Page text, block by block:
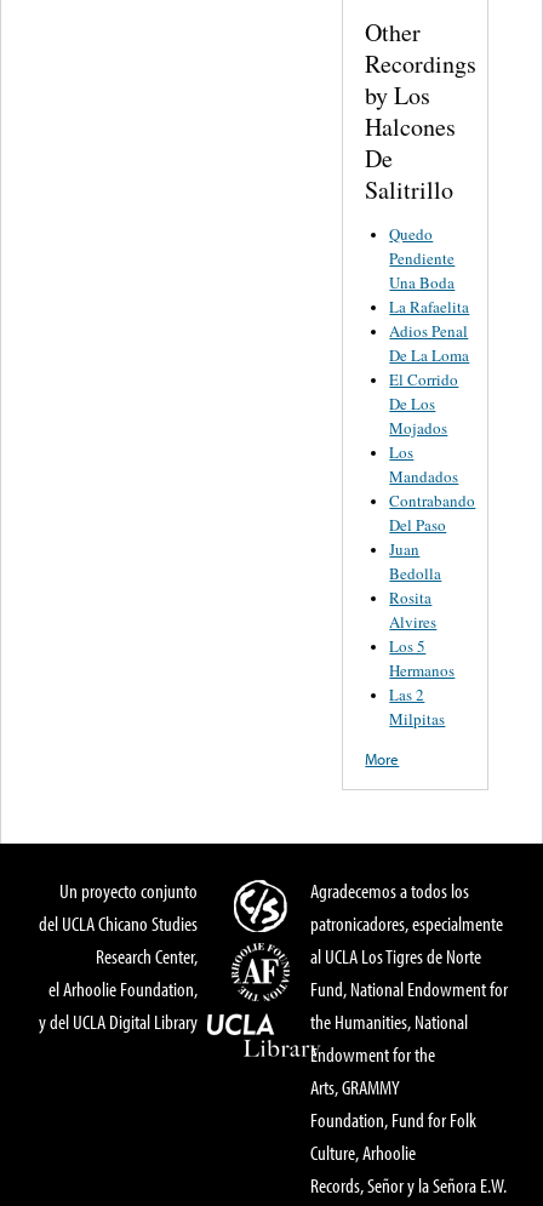
Other
Recordings
by Los
Halcones
De
Salitrillo
Quedo
Pendiente
Una Boda
La Rafaelita
Adios Penal
De La Loma
El Corrido
De Los
Mojados
Los
Mandados
Contrabando
Del Paso
Juan
Bedolla
Rosita
Alvires
Los 5
Hermanos
Las 2
Milpitas
More
Un proyecto conjunto
del UCLA Chicano Studies
Research Center,
el Arhoolie Foundation,
y del UCLA Digital Library
Agradecemos a todos los
patronicadores, especialmente
al UCLA Los Tigres de Norte
Fund, National Endowment for
the Humanities, National
Endowment for the
Arts, GRAMMY
Foundation, Fund for Folk
Culture, Arhoolie
Records, Señor y la Señora E.W.